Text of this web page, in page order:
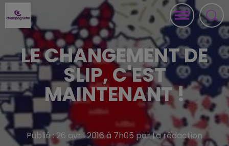
LE CHANGEMENT DE
SLIP, C'EST
MAINTENANT !
Publié : 26 avril 2016 à 7h05 par La rédaction